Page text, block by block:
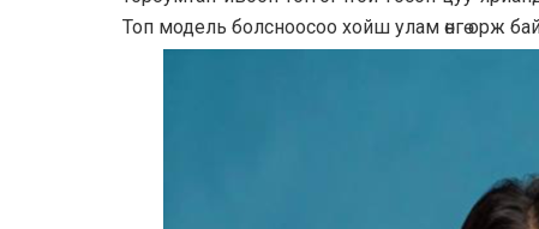
Топ модель болсноосоо хойш улам өнгө орж